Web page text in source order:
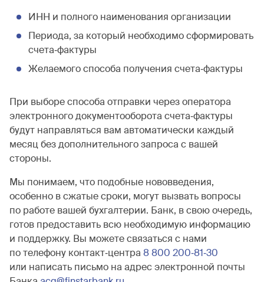
ИНН и полного наименования организации
Периода, за который необходимо сформировать
счета‐фактуры
Желаемого способа получения счета‐фактуры
При выборе способа отправки через оператора
электронного документооборота счета‐фактуры
будут направляться вам автоматически каждый
месяц без дополнительного запроса с вашей
стороны.
Мы понимаем, что подобные нововведения,
особенно в сжатые сроки, могут вызвать вопросы
по работе вашей бухгалтерии. Банк, в свою очередь,
готов предоставить всю необходимую информацию
и поддержку. Вы можете связаться с нами
по телефону контакт‐центра 8 800 200‐81‐30
или написать письмо на адрес электронной почты